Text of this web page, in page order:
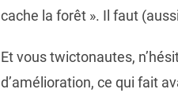
cache la forêt ». Il faut
Et vous twictonautes,
d’amélioration, ce qui fait